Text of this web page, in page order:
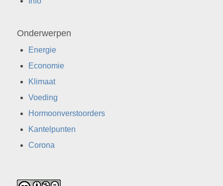
Onderwerpen
Energie
Economie
Klimaat
Voeding
Hormoonverstoorders
Kantelpunten
Corona